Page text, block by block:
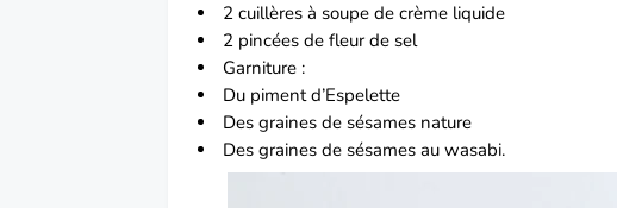
2 cuillères à soupe de crème liquide
2 pincées de fleur de sel
Garniture :
Du piment d’Espelette
Des graines desésames nature
Des graines de sésames au wasabi.